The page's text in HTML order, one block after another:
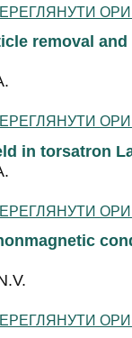
removal
in torsatron